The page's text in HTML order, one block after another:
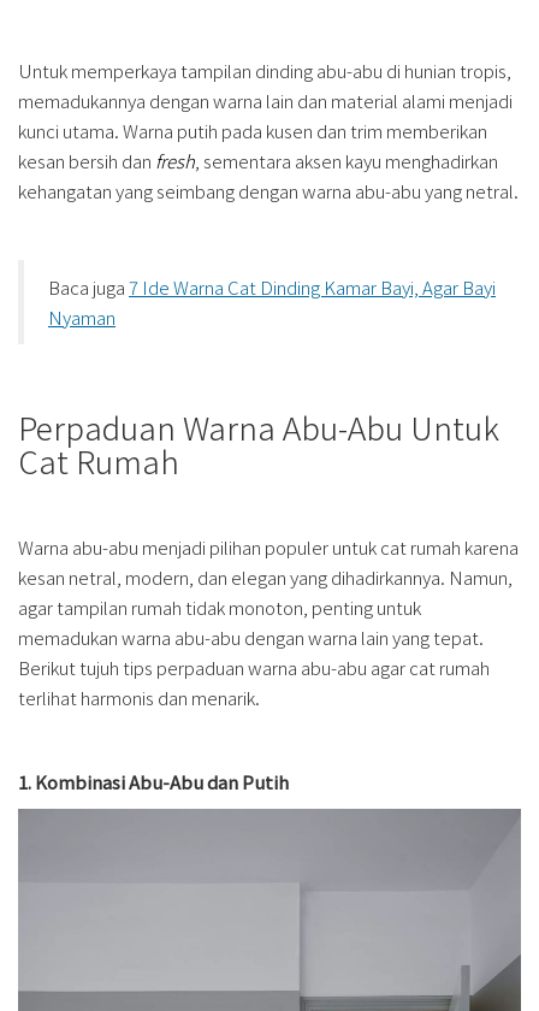
Untuk memperkaya tampilan dinding abu-abu di hunian tropis,
memadukannya dengan warna lain dan material alami menjadi
kunci utama. Warna putih pada kusen dan trim memberikan
kesan bersih dan fresh , sementara aksen kayu menghadirkan
kehangatan yang seimbang dengan warna abu-abu yang netral.
Baca juga7 Ide Warna Cat Dinding Kamar Bayi, Agar Bayi
Nyaman
Perpaduan Warna Abu-Abu Untuk
Cat Rumah
Warna abu-abu menjadi pilihan populer untuk cat rumah karena
kesan netral, modern, dan elegan yang dihadirkannya. Namun,
agar tampilan rumah tidak monoton, penting untuk
memadukan warna abu-abu dengan warna lain yang tepat.
Berikut tujuh tips perpaduan warna abu-abu agar cat rumah
terlihat harmonis dan menarik.
1. Kombinasi Abu-Abu dan Putih